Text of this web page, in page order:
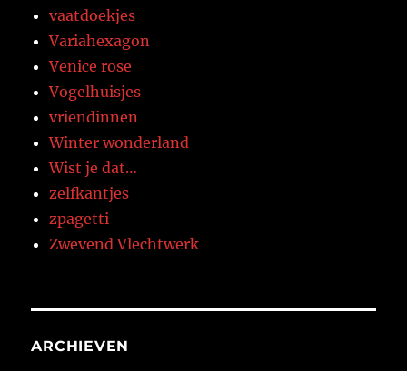
vaatdoekjes
Variahexagon
Venice rose
Vogelhuisjes
vriendinnen
Winter wonderland
Wist je dat…
zelfkantjes
zpagetti
Zwevend Vlechtwerk
ARCHIEVEN